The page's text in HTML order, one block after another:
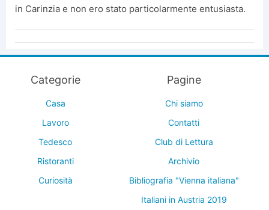
in Carinzia e non ero stato particolarmente entusiasta.
Categorie
Casa
Lavoro
Tedesco
Ristoranti
Curiosità
Pagine
Chi siamo
Contatti
Club di Lettura
Archivio
Bibliografia "Vienna italiana"
Italiani in Austria 2019